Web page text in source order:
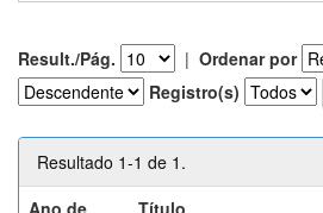
Result./Pág. | Ordenar por
Registro(s)
Resultado 1-1 de 1.
Ano de
Título